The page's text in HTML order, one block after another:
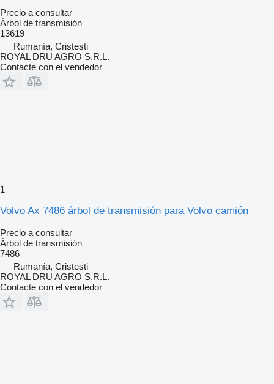
Precio a consultar
Árbol de transmisión
13619
Rumanía, Cristesti
ROYAL DRU AGRO S.R.L.
Contacte con el vendedor
1
Volvo Ax 7486 árbol de transmisión para Volvo camión
Precio a consultar
Árbol de transmisión
7486
Rumanía, Cristesti
ROYAL DRU AGRO S.R.L.
Contacte con el vendedor